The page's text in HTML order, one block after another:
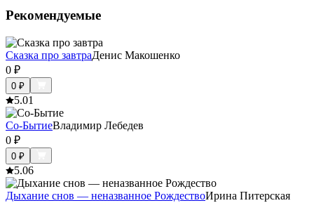
Рекомендуемые
Сказка про завтраДенис Макошенко
0 ₽
0 ₽
5.01
Со-БытиеВладимир Лебедев
0 ₽
0 ₽
5.06
Дыхание снов — неназванное РождествоИрина Питерская